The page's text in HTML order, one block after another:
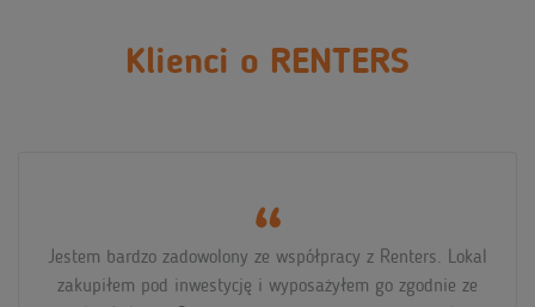
Klienci o RENTERS
Długoterminowa współpraca z Renters to strzał w
dziesiątkę. Gości systematycznie przybywa, tak samo jak